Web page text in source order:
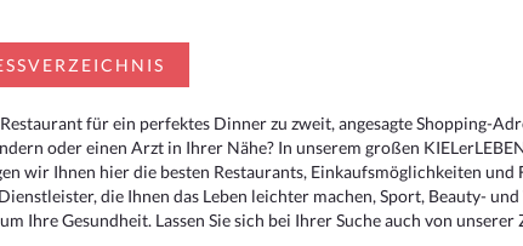
für ein perfektes Dinner zu zweit, angesagte Shopping-
oder einen Arzt in Ihrer Nähe? In unserem großen
wir Ihnen hier die besten Restaurants, Einkaufsmöglichkeiten
die Ihnen das Leben leichter machen, Sport, Beauty-
Ihre Gesundheit. Lassen Sie sich bei Ihrer Suche auch von